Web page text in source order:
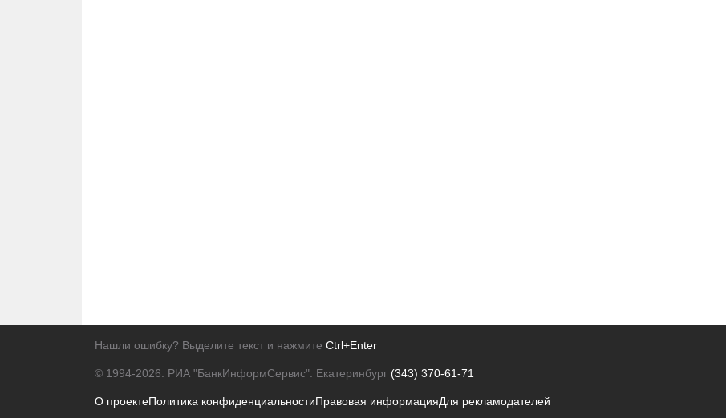
Нашли ошибку? Выделите текст и нажмите Ctrl+Enter
© 1994-2026. РИА "БанкИнформСервис". Екатеринбург (343) 370-61-71
О проектеПолитика конфиденциальностиПравовая информацияДля рекламодателей